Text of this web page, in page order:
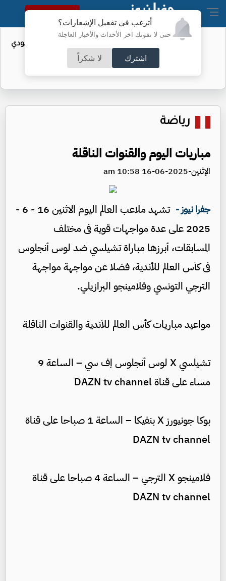
أترغب في تفعيل الإشعارات؟
حتى لا تفوتك آخر الأحداث والأخبار العاجلة
اشترك لا شكراً
النسخة الكاملة
واردات الولايات المتحدة من النفط السعودي
تهبط إلى الصفر
رياضة
مباريات اليوم والقنوات الناقلة
الإثنين-2025-06-16 10:58 am
جفرا نيوز -
تشهد ملاعب العالم اليوم الاثنين 16 - 6 -
2025 على عدة مواجهات قوية فى مختلف
المسابقات، أبرزها مباراة تشيلسي ضد لوس أنجلوس
فى كأس العالم للأندية، فضلا عن مواجهة مواجهة
الترجي التونسي وفلامينجو البرازيلي.
مواعيد مباريات كأس العالم للأندية والقنوات الناقلة
تشيلسي X لوس أنجلوس إف سي – الساعة 9
مساء على قناة DAZN tv channel
بوكا جونيورز X بنفيكا – الساعة 1 صباحا على قناة
DAZN tv channel
فلامينجو X الترجي – الساعة 4 صباحا على قناة
DAZN tv channel